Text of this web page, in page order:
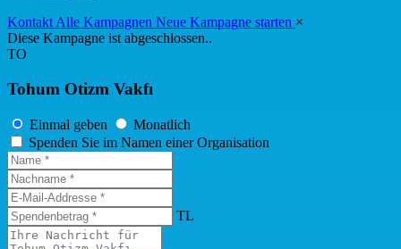
Kontakt Alle Kampagnen Neue Kampagne starten ×
Diese Kampagne ist abgeschlossen..
TO
Tohum Otizm Vakfı
Einmal geben
Monatlich
Spenden Sie im Namen einer Organisation
TL